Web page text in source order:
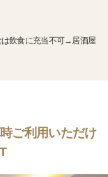
飲食に充当不可→居酒屋
ご利用いただけ